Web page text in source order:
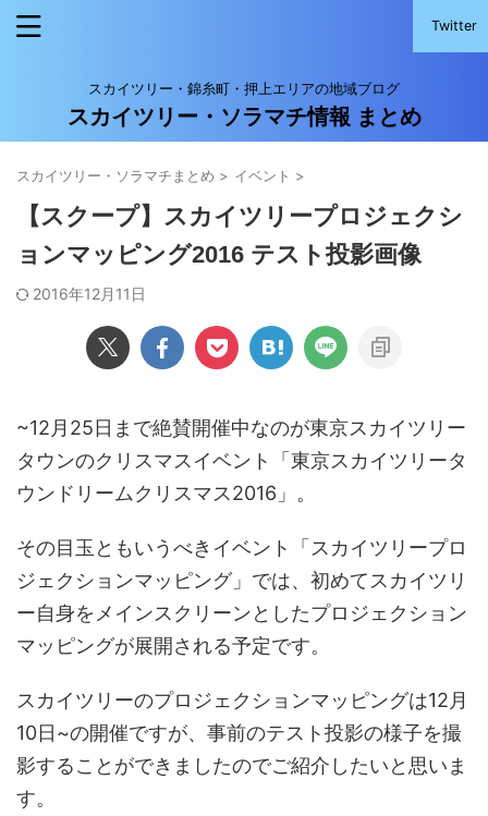
Twitter
スカイツリー・錦糸町・押上エリアの地域ブログ
スカイツリー・ソラマチ情報 まとめ
スカイツリー・ソラマチまとめ > イベント >
【スクープ】スカイツリープロジェクシ
ョンマッピング2016 テスト投影画像
2016年12月11日
~12月25日まで絶賛開催中なのが東京スカイツリー
タウンのクリスマスイベント「東京スカイツリータ
ウンドリームクリスマス2016」。
その目玉ともいうべきイベント「スカイツリープロ
ジェクションマッピング」では、 初めてスカイツリ
ー自身をメインスクリーンとしたプロジェクション
マッピングが展開される予定です。
スカイツリーのプロジェクションマッピングは12月
10日~の開催ですが、事前のテスト投影の様子を撮
影することができましたのでご紹介したいと思いま
す。